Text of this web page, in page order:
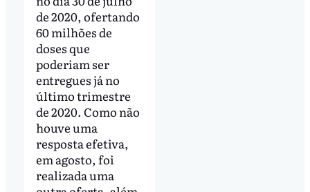
de 2020, ofertando
60 milhões de
doses que
poderiam ser
entregues já no
último trimestre
de 2020. Como não
houve uma
resposta efetiva,
em agosto, foi
realizada uma